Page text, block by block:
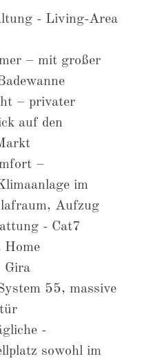
- Living-Area
– mit großer
– privater
auf den
–
im
Aufzug
- Cat7
Home
Gira
55, massive
-
sowohl im